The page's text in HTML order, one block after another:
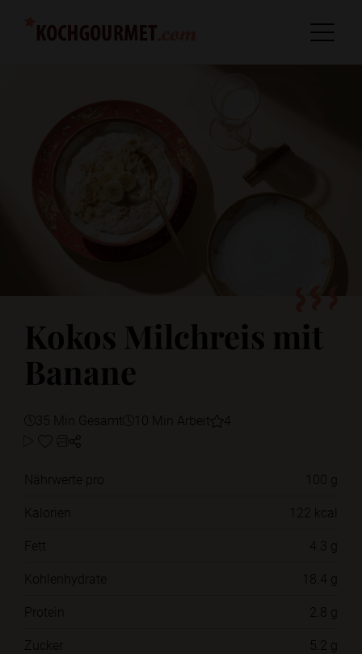
Kokos Milchreis mit
Banane
35 Min Gesamt 10 Min Arbeit 4
Nährwerte pro
100 g
Kalorien
122 kcal
Fett
4.3 g
Kohlenhydrate
18.4 g
Protein
2.8 g
Zucker
5.2 g